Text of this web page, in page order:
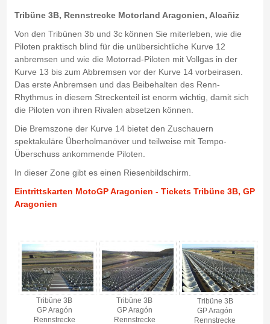
Tribüne 3B, Rennstrecke Motorland Aragonien, Alcañiz
Von den Tribünen 3b und 3c können Sie miterleben, wie die
Piloten praktisch blind für die unübersichtliche Kurve 12
anbremsen und wie die Motorrad-Piloten mit Vollgas in der
Kurve 13 bis zum Abbremsen vor der Kurve 14 vorbeirasen.
Das erste Anbremsen und das Beibehalten des Renn-
Rhythmus in diesem Streckenteil ist enorm wichtig, damit sich
die Piloten von ihren Rivalen absetzen können.
Die Bremszone der Kurve 14 bietet den Zuschauern
spektakuläre Überholmanöver und teilweise mit Tempo-
Überschuss ankommende Piloten.
In dieser Zone gibt es einen Riesenbildschirm.
Eintrittskarten MotoGP Aragonien - Tickets Tribüne 3B, GP
Aragonien
Tribüne 3B
GP Aragón
Rennstrecke
Tribüne 3B
GP Aragón
Rennstrecke
Tribüne 3B
GP Aragón
Rennstrecke